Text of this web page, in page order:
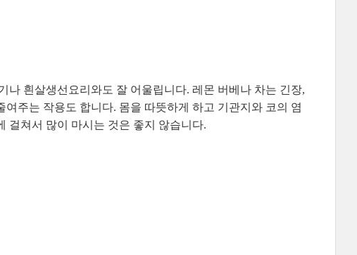
흰살생선요리와도 잘 어울립니다. 레몬 버베나 차는 긴장,
주는 작용도 합니다. 몸을 따뜻하게 하고 기관지와 코의 염
걸쳐서 많이 마시는 것은 좋지 않습니다.